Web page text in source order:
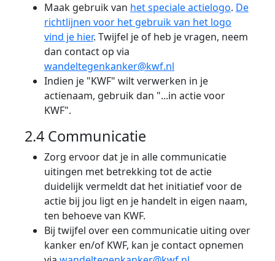
Maak gebruik van het speciale actielogo. De
richtlijnen voor het gebruik van het logo
vind je hier. Twijfel je of heb je vragen, neem
dan contact op via
wandeltegenkanker@kwf.nl
Indien je "KWF" wilt verwerken in je
actienaam, gebruik dan "...in actie voor
KWF".
2.4 Communicatie
Zorg ervoor dat je in alle communicatie
uitingen met betrekking tot de actie
duidelijk vermeldt dat het initiatief voor de
actie bij jou ligt en je handelt in eigen naam,
ten behoeve van KWF.
Bij twijfel over een communicatie uiting over
kanker en/of KWF, kan je contact opnemen